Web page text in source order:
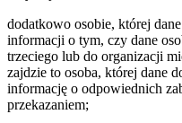
dodatkowo osobie, której
informacji o tym, czy dane
trzeciego lub do organizacji
zajdzie to osoba, której dane
informację o odpowiednich
przekazaniem;